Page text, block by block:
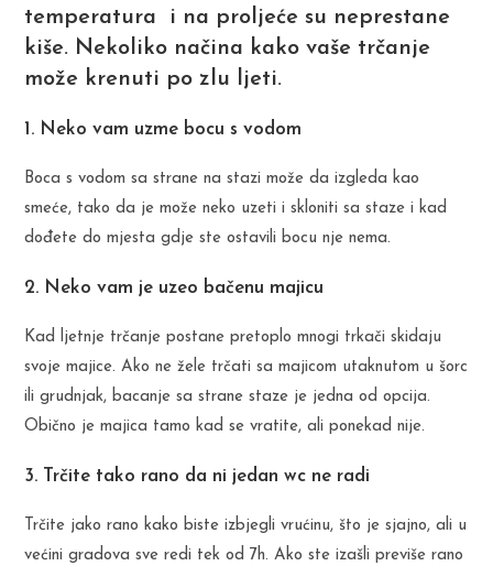
temperatura i na proljeće su neprestane
kiše. Nekoliko načina kako vaše trčanje
može krenuti po zlu ljeti.
1. Neko vam uzme bocu s vodom
Boca s vodom sa strane na stazi može da izgleda kao
smeće, tako da je može neko uzeti i skloniti sa staze i kad
dođete do mjesta gdje ste ostavili bocu nje nema.
2. Neko vam je uzeo bačenu majicu
Kad ljetnje trčanje postane pretoplo mnogi trkači skidaju
svoje majice. Ako ne žele trčati sa majicom utaknutom u šorc
ili grudnjak, bacanje sa strane staze je jedna od opcija.
Obično je majica tamo kad se vratite, ali ponekad nije.
3. Trčite tako rano da ni jedan wc ne radi
Trčite jako rano kako biste izbjegli vrućinu, što je sjajno, ali u
većini gradova sve redi tek od 7h. Ako ste izašli previše rano